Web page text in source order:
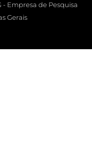
- Empresa de Pesquisa
Gerais